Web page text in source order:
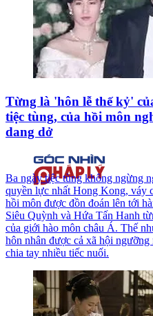
Từng là 'hôn lễ thế kỷ'
tiệc tùng, của hồi môn
dang dở
Ba ngày tiệc tùng không ngừng
quyền lực nhất Hong Kong, váy
hồi môn được đồn đoán lên tới
Siêu Quỳnh và Hứa Tấn Hanh
của giới hào môn châu Á. Thế
hôn nhân được cả xã hội
chia tay nhiều tiếc nuối.